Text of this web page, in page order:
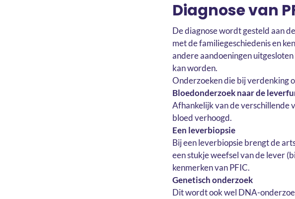
Diagnose van
De diagnose wordt gesteld aan
met de familiegeschiedenis en
andere aandoeningen
kan worden.
Onderzoeken die bij verdenking
Bloedonderzoek naar de
Afhankelijk van de verschillende
bloed verhoogd.
Een leverbiopsie
Bij een leverbiopsie brengt de
een stukje weefsel van de lever
kenmerken van PFIC.
Genetisch onderzoek
Dit wordt ook wel DNA-